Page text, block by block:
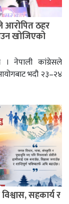
ठहर
खोजिएको
नेपाली कांग्रेसले
भदौ २३–२४
सहकार्य र